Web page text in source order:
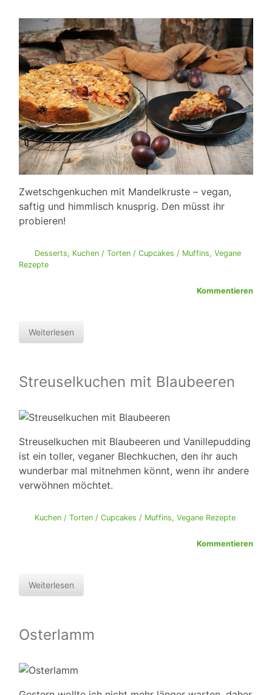
Zwetschgenkuchen mit Mandelkruste – vegan,
saftig und himmlisch knusprig. Den müsst ihr
probieren!
Desserts, Kuchen / Torten / Cupcakes / Muffins, Vegane
Rezepte
Kommentieren
Weiterlesen
Streuselkuchen mit Blaubeeren
Streuselkuchen mit Blaubeeren und Vanillepudding
ist ein toller, veganer Blechkuchen, den ihr auch
wunderbar mal mitnehmen könnt, wenn ihr andere
verwöhnen möchtet.
Kuchen / Torten / Cupcakes / Muffins, Vegane Rezepte
Kommentieren
Weiterlesen
Osterlamm